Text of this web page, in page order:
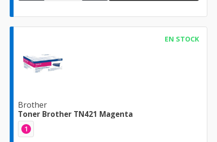
EN STOCK
Brother
Toner Brother TN421 Magenta
1